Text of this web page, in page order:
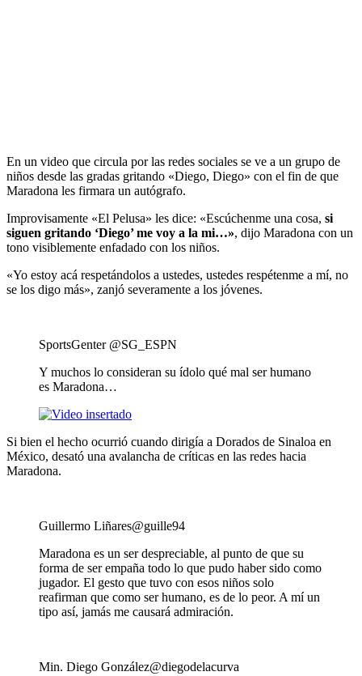
En un video que circula por las redes sociales se ve a un grupo de
niños desde las gradas gritando «Diego, Diego» con el fin de que
Maradona les firmara un autógrafo.
Improvisamente «El Pelusa» les dice: «Escúchenme una cosa, si
siguen gritando ‘Diego’ me voy a la mi…», dijo Maradona con un
tono visiblemente enfadado con los niños.
«Yo estoy acá respetándolos a ustedes, ustedes respétenme a mí, no
se los digo más», zanjó severamente a los jóvenes.
SportsGenter @SG_ESPN
Y muchos lo consideran su ídolo qué mal ser humano
es Maradona…
Si bien el hecho ocurrió cuando dirigía a Dorados de Sinaloa en
México, desató una avalancha de críticas en las redes hacia
Maradona.
Guillermo Liñares@guille94
Maradona es un ser despreciable, al punto de que su
forma de ser empaña todo lo que pudo haber sido como
jugador. El gesto que tuvo con esos niños solo
reafirman que como ser humano, es de lo peor. A mí un
tipo así, jamás me causará admiración.
Min. Diego González@diegodelacurva